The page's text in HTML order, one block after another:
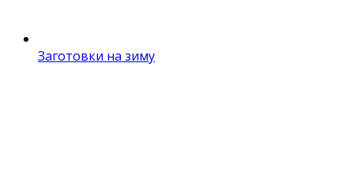
Заготовки на зиму